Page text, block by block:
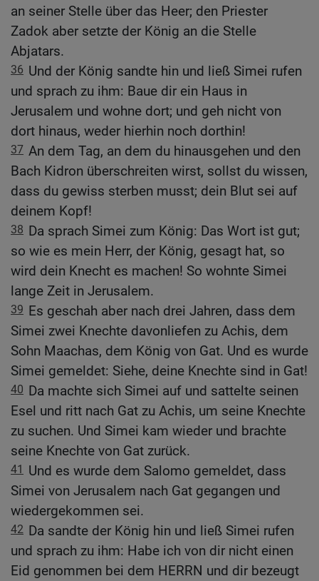
an seiner Stelle über das Heer; den Priester
Zadok aber setzte der König an die Stelle
Abjatars.
36 Und der König sandte hin und ließ Simei rufen
und sprach zu ihm: Baue dir ein Haus in
Jerusalem und wohne dort; und geh nicht von
dort hinaus, weder hierhin noch dorthin!
37 An dem Tag, an dem du hinausgehen und den
Bach Kidron überschreiten wirst, sollst du wissen,
dass du gewiss sterben musst; dein Blut sei auf
deinem Kopf!
38 Da sprach Simei zum König: Das Wort ist gut;
so wie es mein Herr, der König, gesagt hat, so
wird dein Knecht es machen! So wohnte Simei
lange Zeit in Jerusalem.
39 Es geschah aber nach drei Jahren, dass dem
Simei zwei Knechte davonliefen zu Achis, dem
Sohn Maachas, dem König von Gat. Und es wurde
Simei gemeldet: Siehe, deine Knechte sind in Gat!
40 Da machte sich Simei auf und sattelte seinen
Esel und ritt nach Gat zu Achis, um seine Knechte
zu suchen. Und Simei kam wieder und brachte
seine Knechte von Gat zurück.
41 Und es wurde dem Salomo gemeldet, dass
Simei von Jerusalem nach Gat gegangen und
wiedergekommen sei.
42 Da sandte der König hin und ließ Simei rufen
und sprach zu ihm: Habe ich von dir nicht einen
Eid genommen bei dem HERRN und dir bezeugt